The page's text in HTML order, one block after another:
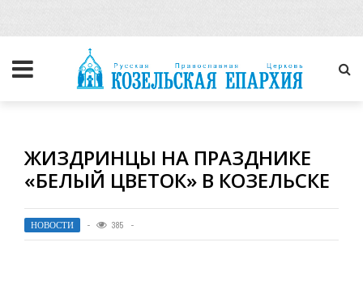
ЖИЗДРИНЦЫ НА ПРАЗДНИКЕ
«БЕЛЫЙ ЦВЕТОК» В КОЗЕЛЬСКЕ
НОВОСТИ 385